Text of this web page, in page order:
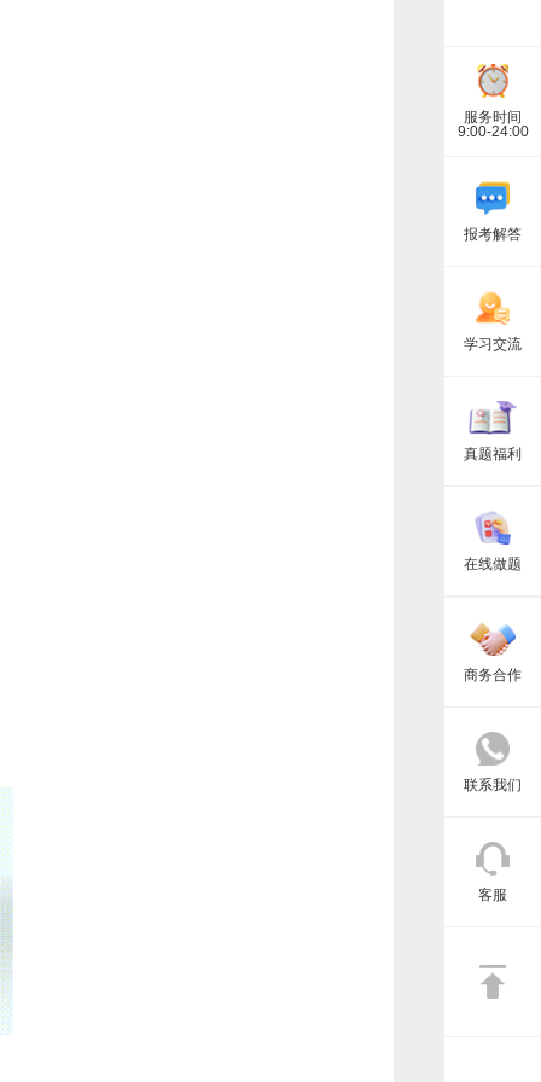
服务时间
9:00-24:00
报考解答
学习交流
真题福利
在线做题
商务合作
联系我们
客服